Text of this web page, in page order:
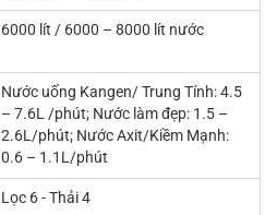
6000 lít / 6000 – 8000 lít nước
Nước uống Kangen/ Trung Tính: 4.5
– 7.6L /phút; Nước làm đẹp: 1.5 –
2.6L/phút; Nước Axit/Kiềm Mạnh:
0.6 – 1.1L/phút
Lọc 6 - Thải 4